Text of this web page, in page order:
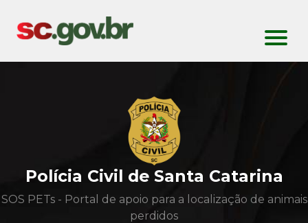
Polícia Civil de Santa Catarina
SOS PETs - Portal de apoio para a localização de animais
perdidos